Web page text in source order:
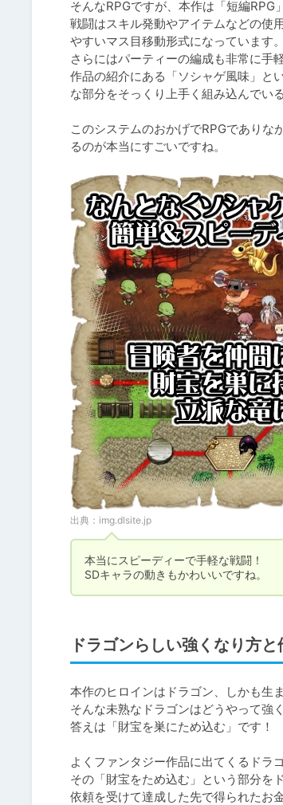
そんなRPGですが、本作は「短編RPG
戦闘はスキル発動やアイテムなどの使
やすいマス目移動形式になっています。
さらにはパーティーの編成も非常に手
作品の紹介にある「ソシャゲ風味」と
な部分をそっくり上手く組み込んでい
このシステムのおかげでRPGであり
るのが本当にすごいですね。
出典： img.dlsite.jp
本当にスピーディーで手軽な戦闘！
SDキャラの動きもかわいいですね。
ドラゴンらしい強くなり方
本作のヒロインはドラゴン、しかも生
そんな未熟なドラゴンはどうやって強
答えは「財宝を巣にため込む」です！
よくファンタジー作品に出てくるドラ
その「財宝をため込む」という部分を
依頼を受けて達成した先で得られたお